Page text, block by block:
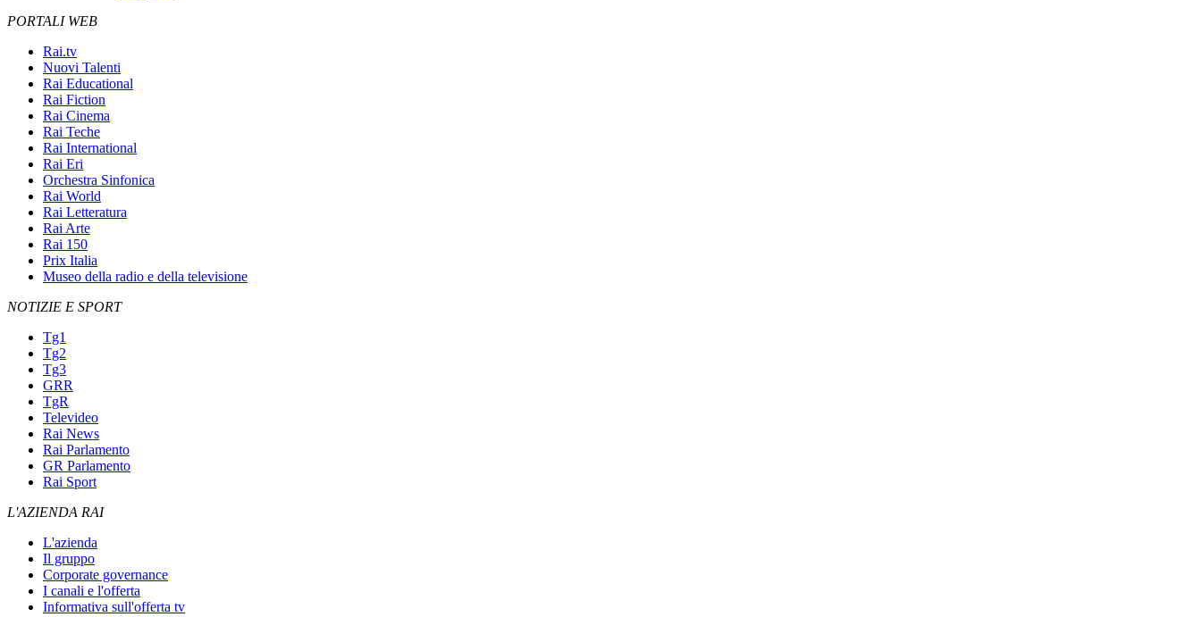
PORTALI WEB
Rai.tv
Nuovi Talenti
Rai Educational
Rai Fiction
Rai Cinema
Rai Teche
Rai International
Rai Eri
Orchestra Sinfonica
Rai World
Rai Letteratura
Rai Arte
Rai 150
Prix Italia
Museo della radio e della televisione
NOTIZIE E SPORT
Tg1
Tg2
Tg3
GRR
TgR
Televideo
Rai News
Rai Parlamento
GR Parlamento
Rai Sport
L'AZIENDA RAI
L'azienda
Il gruppo
Corporate governance
I canali e l'offerta
Informativa sull'offerta tv